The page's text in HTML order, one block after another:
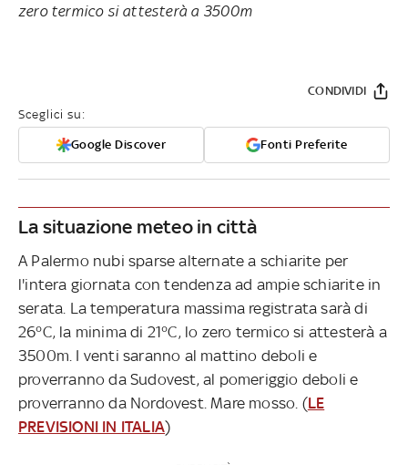
zero termico si attesterà a 3500m
Sceglici su:
Google Discover Fonti Preferite
CONDIVIDI
La situazione meteo in città
A Palermo nubi sparse alternate a schiarite per
l'intera giornata con tendenza ad ampie schiarite in
serata. La temperatura massima registrata sarà di
26°C, la minima di 21°C, lo zero termico si attesterà a
3500m. I venti saranno al mattino deboli e
proverranno da Sudovest, al pomeriggio deboli e
proverranno da Nordovest. Mare mosso. (LE
PREVISIONI IN ITALIA)